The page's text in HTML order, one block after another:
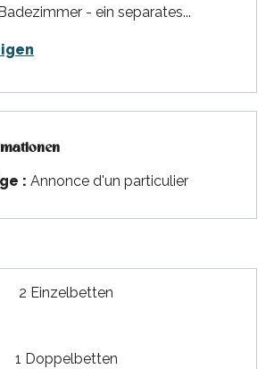
- ein separates...
: Annonce d'un particulier
2 Einzelbetten
1 Doppelbetten